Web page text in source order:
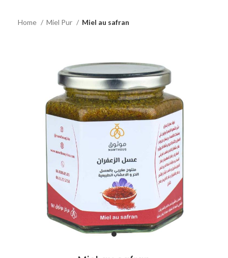
Home Miel Pur Miel au safran